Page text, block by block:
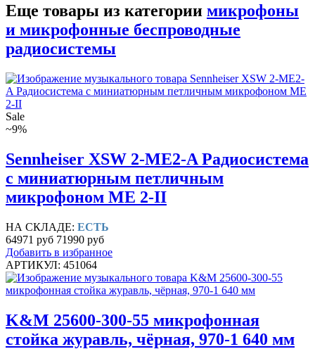
Еще товары из категории микрофоны
и микрофонные беспроводные
радиосистемы
Sale
~9%
Sennheiser XSW 2-ME2-A Радиосистема
с миниатюрным петличным
микрофоном ME 2-II
НА СКЛАДЕ: ЕСТЬ
64971 руб 71990 руб
Добавить в избранное
АРТИКУЛ: 451064
K&M 25600-300-55 микрофонная
стойка журавль, чёрная, 970-1 640 мм